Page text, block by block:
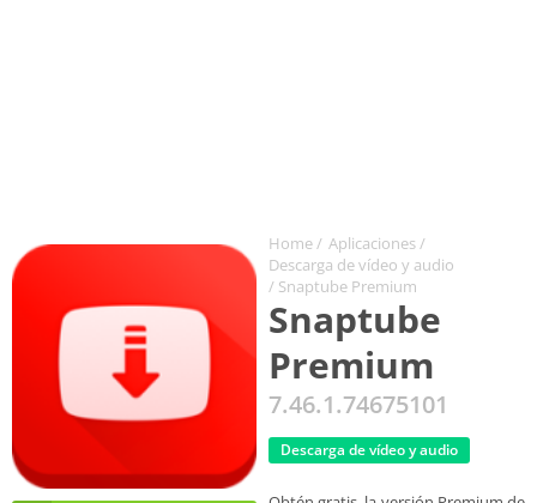
Home/ Aplicaciones/
Descarga de vídeo y audio
/ Snaptube Premium
Snaptube
Premium
7.46.1.74675101
Descarga de vídeo y audio